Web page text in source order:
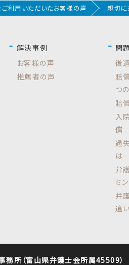
利用いただいたお客様の声 親切に
解決事例
お客様の声
推薦者の声
問
後
賠
つ
賠
入
償
過
は
弁
ミ
弁
違い
所（富山県弁護士会所属45509）